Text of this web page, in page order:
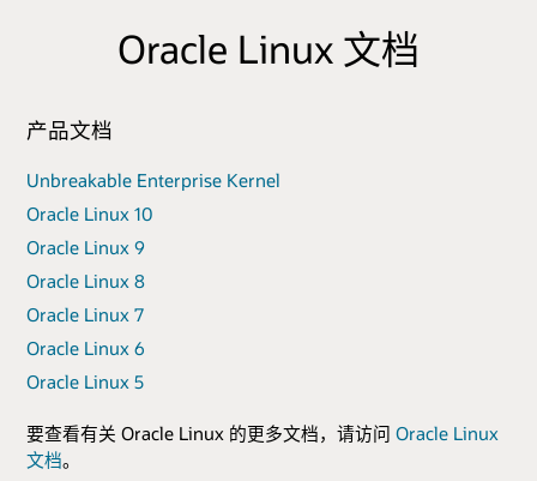
Oracle Linux 文档
产品文档
Unbreakable Enterprise Kernel
Oracle Linux 10
Oracle Linux 9
Oracle Linux 8
Oracle Linux 7
Oracle Linux 6
Oracle Linux 5
要查看有关 Oracle Linux 的更多文档，请访问 Oracle Linux
文档。